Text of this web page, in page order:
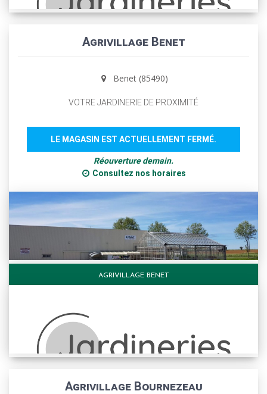
Agrivillage Benet
Benet (85490)
VOTRE JARDINERIE DE PROXIMITÉ
LE MAGASIN EST ACTUELLEMENT FERMÉ.
Réouverture demain.
Consultez nos horaires
AGRIVILLAGE BENET
Agrivillage Bournezeau